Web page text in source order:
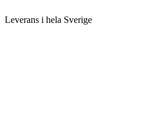
Leverans i hela Sverige